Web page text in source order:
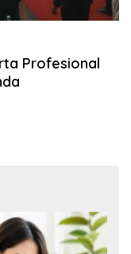
Profesional